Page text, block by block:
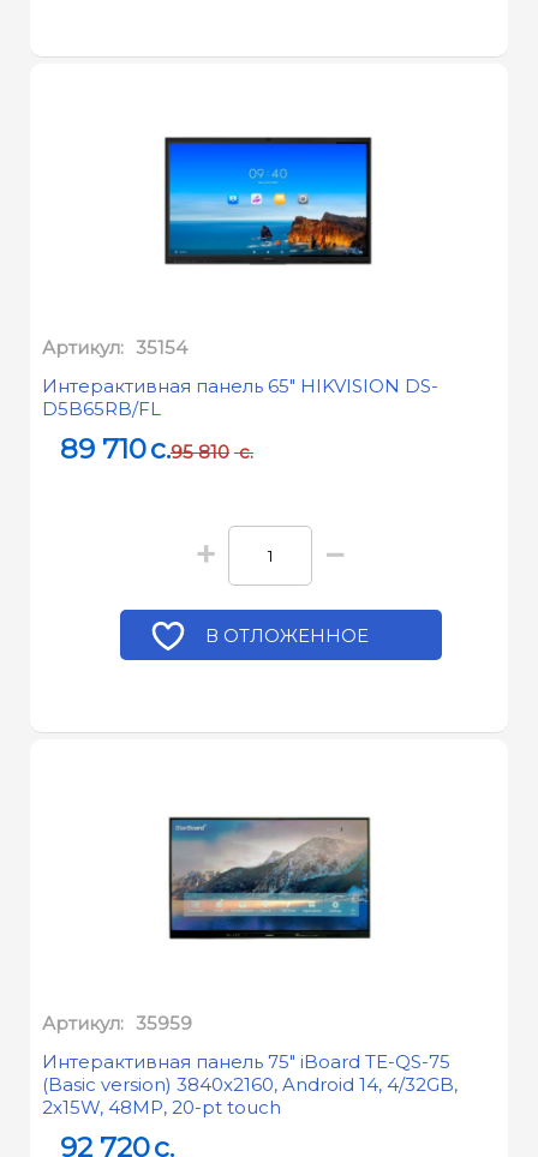
Артикул: 35154
Интерактивная панель 65" HIKVISION DS-
D5B65RB/FL
89 710c.95 810 c.
+ −
В ОТЛОЖЕННОЕ
Артикул: 35959
Интерактивная панель 75" iBoard TE-QS-75
(Basic version) 3840x2160, Android 14, 4/32GB,
2x15W, 48MP, 20-pt touch
92 720c.